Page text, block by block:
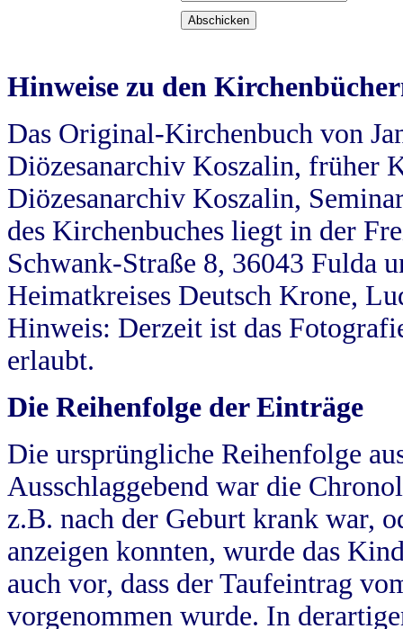
Hinweise zu den
Das Original-Kirchenbuch von
Diözesanarchiv Koszalin, früher
Diözesanarchiv Koszalin,
des Kirchenbuches liegt in der
Schwank-Straße 8, 36043 Fulda
Heimatkreises Deutsch Krone,
Hinweis: Derzeit ist das
erlaubt.
Die Reihenfolge der Einträge
Die ursprüngliche Reihenfolge
Ausschlaggebend war die
z.B. nach der Geburt krank war,
anzeigen konnten, wurde das
auch vor, dass der Taufeintrag
vorgenommen wurde. In